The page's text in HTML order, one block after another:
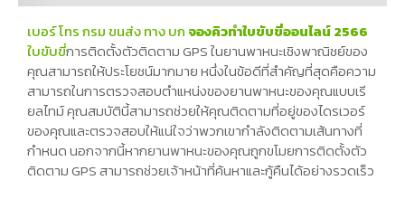
เบอร์ โทร กรม ขนส่ง ทาง บก จองคิวทำใบขับขี่ออนไลน์ 2566
ใบขับขี่การติดตั้งตัวติดตาม GPS ในยานพาหนะเชิงพาณิชย์ของ
คุณสามารถให้ประโยชน์มากมาย หนึ่งในข้อดีที่สำคัญที่สุดคือความ
สามารถในการตรวจสอบตำแหน่งของยานพาหนะของคุณแบบเรี
ยลไทม์ คุณสมบัตินี้สามารถช่วยให้คุณติดตามที่อยู่ของไดรเวอร์
ของคุณและตรวจสอบให้แน่ใจว่าพวกเขากำลังติดตามเส้นทางที่
กำหนด นอกจากนี้หากยานพาหนะของคุณถูกขโมยการติดตั้งตัว
ติดตาม GPS สามารถช่วยเจ้าหน้าที่ค้นหาและกู้คืนได้อย่างรวดเร็ว